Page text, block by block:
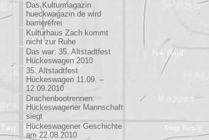
Das Kulturmagazin
hueckwagazin.de wird
barrierefrei
Kulturhaus Zach kommt
nicht zur Ruhe
Das war: 35. Altstadtfest
Hückeswagen 2010
35. Altstadtfest
Hückeswagen 11.09. –
12.09.2010
Drachenbootrennen:
Hückeswagener Mannschaft
siegt
Hückeswagener Geschichte
am 22.08.2010